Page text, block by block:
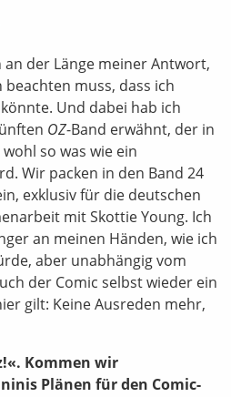
an der Länge meiner Antwort,
beachten muss, dass ich
Und dabei hab ich
OZ-Band erwähnt, der in
so was wie ein
Wir packen in den Band 24
exklusiv für die deutschen
mit Skottie Young. Ich
an meinen Händen, wie ich
aber unabhängig vom
der Comic selbst wieder ein
gilt: Keine Ausreden mehr,
Kommen wir
Plänen für den Comic-